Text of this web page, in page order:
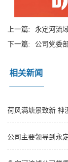
上一篇:
永定河流
下一篇:
公司党委
相关新闻
荷风满塘景致新
公司主要领导到永